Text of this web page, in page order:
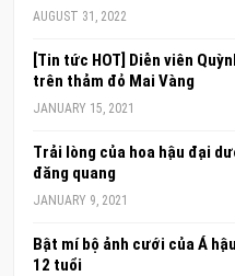
AUGUST 31, 2022
[Tin tức HOT] Diễn viên
trên thảm đỏ Mai Vàng
JANUARY 15, 2021
Trải lòng của hoa hậu đại
đăng quang
JANUARY 9, 2021
Bật mí bộ ảnh cưới của Á
12 tuổi